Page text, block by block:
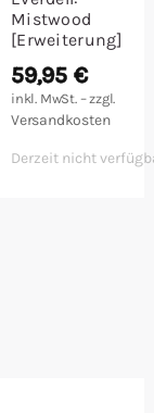
Mistwood
[Erweiterung]
59,95 €
inkl. MwSt. – zzgl.
Versandkosten
Derzeit nicht